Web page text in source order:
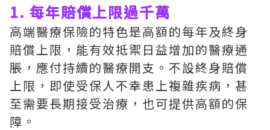
1. 每年賠償上限過千萬
高端醫療保險的特色是高額的每年及終身
賠償上限，能有效抵禦日益增加的醫療通
脹，應付持續的醫療開支。不設終身賠償
上限，即使受保人不幸患上複雜疾病，甚
至需要長期接受治療，也可提供高額的保
障。